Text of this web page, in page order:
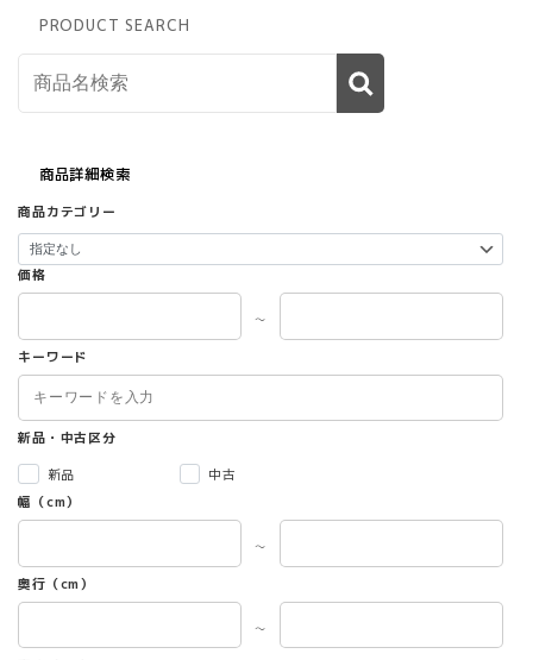
PRODUCT SEARCH
商品詳細検索
商品カテゴリー
価格
～
キーワード
新品・中古区分
新品
中古
幅（cm）
～
奥行（cm）
～